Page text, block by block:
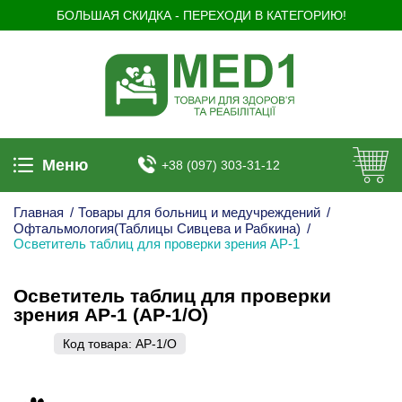
БОЛЬШАЯ СКИДКА - ПЕРЕХОДИ В КАТЕГОРИЮ!
Меню +38 (097) 303-31-12
Главная / Товары для больниц и медучреждений /
Офтальмология(Таблицы Сивцева и Рабкина) /
Осветитель таблиц для проверки зрения АР-1
Осветитель таблиц для проверки
зрения АР-1 (АР-1/О)
Код товара: АР-1/О